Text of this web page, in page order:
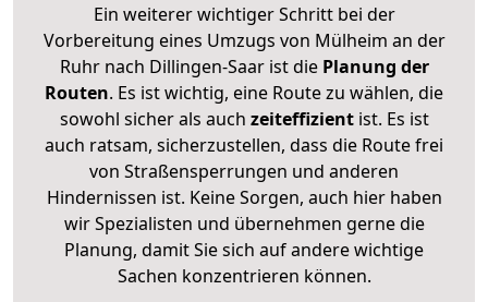
Ein weiterer wichtiger Schritt bei der
Vorbereitung eines Umzugs von Mülheim an der
Ruhr nach Dillingen-Saar ist diePlanung der
Routen. Es ist wichtig, eine Route zu wählen, die
sowohl sicher als auch zeiteffizientist. Es ist
auch ratsam, sicherzustellen, dass die Route frei
von Straßensperrungen und anderen
Hindernissen ist. Keine Sorgen, auch hier haben
wir Spezialisten und übernehmen gerne die
Planung, damit Sie sich auf andere wichtige
Sachen konzentrieren können.